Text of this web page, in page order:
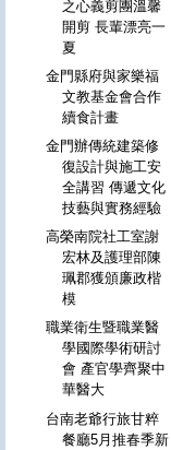
之心義剪團溫馨
開剪 長輩漂亮一
夏
金門縣府與家樂福
文教基金會合作
續食計畫
金門辦傳統建築修
復設計與施工安
全講習 傳遞文化
技藝與實務經驗
高榮南院社工室謝
宏林及護理部陳
珮郡獲頒廉政楷
模
職業衛生暨職業醫
學國際學術研討
會 產官學齊聚中
華醫大
台南老爺行旅甘粹
餐廳5月推春季新